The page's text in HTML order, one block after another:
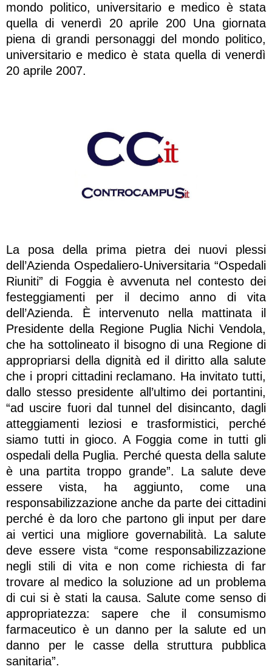
mondo politico, universitario e medico è stata
quella di venerdì 20 aprile 200 Una giornata
piena di grandi personaggi del mondo politico,
universitario e medico è stata quella di venerdì
20 aprile 2007.
La posa della prima pietra dei nuovi plessi
dell’Azienda Ospedaliero-Universitaria “Ospedali
Riuniti” di Foggia è avvenuta nel contesto dei
festeggiamenti per il decimo anno di vita
dell’Azienda. È intervenuto nella mattinata il
Presidente della Regione Puglia Nichi Vendola,
che ha sottolineato il bisogno di una Regione di
appropriarsi della dignità ed il diritto alla salute
che i propri cittadini reclamano. Ha invitato tutti,
dallo stesso presidente all’ultimo dei portantini,
“ad uscire fuori dal tunnel del disincanto, dagli
atteggiamenti leziosi e trasformistici, perché
siamo tutti in gioco. A Foggia come in tutti gli
ospedali della Puglia. Perché questa della salute
è una partita troppo grande”. La salute deve
essere vista, ha aggiunto, come una
responsabilizzazione anche da parte dei cittadini
perché è da loro che partono gli input per dare
ai vertici una migliore governabilità. La salute
deve essere vista “come responsabilizzazione
negli stili di vita e non come richiesta di far
trovare al medico la soluzione ad un problema
di cui si è stati la causa. Salute come senso di
appropriatezza: sapere che il consumismo
farmaceutico è un danno per la salute ed un
danno per le casse della struttura pubblica
sanitaria”.